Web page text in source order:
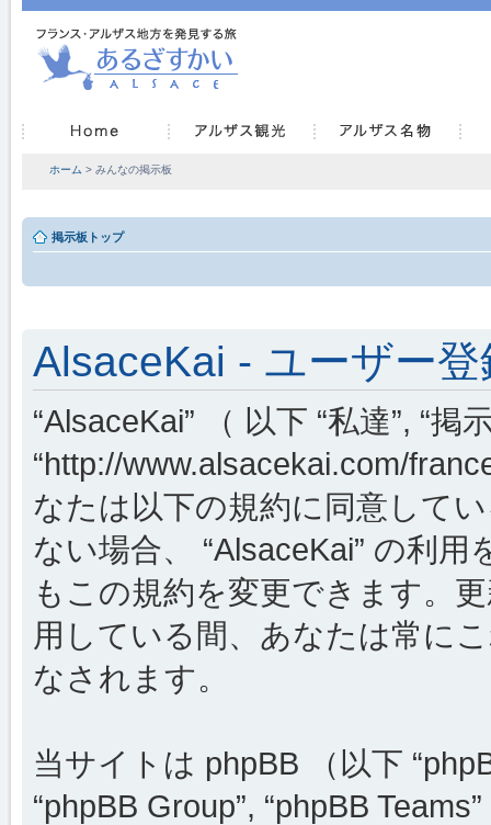
ホーム > みんなの掲示板
掲示板トップ
AlsaceKai - ユーザー登
“AlsaceKai” （ 以下 “私達”, “掲
“http://www.alsacekai.com/
なたは以下の規約に同意して
ない場合、 “AlsaceKai” の利
もこの規約を変更できます。
用している間、あなたは常に
なされます。
当サイトは phpBB （以下
“phpBB Group”, “phpBB